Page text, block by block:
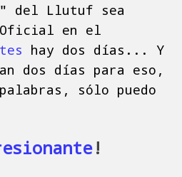
" del Llutuf sea
Oficial en el
hay dos días... Y
dos días para eso,
sólo puedo
!